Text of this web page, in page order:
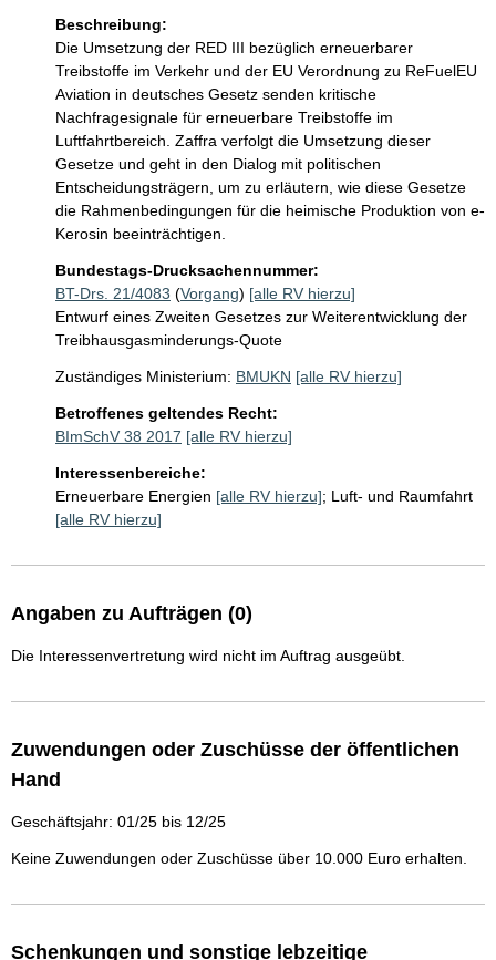
Beschreibung:
Die Umsetzung der RED III bezüglich erneuerbarer
Treibstoffe im Verkehr und der EU Verordnung zu ReFuelEU
Aviation in deutsches Gesetz senden kritische
Nachfragesignale für erneuerbare Treibstoffe im
Luftfahrtbereich. Zaffra verfolgt die Umsetzung dieser
Gesetze und geht in den Dialog mit politischen
Entscheidungsträgern, um zu erläutern, wie diese Gesetze
die Rahmenbedingungen für die heimische Produktion von e-
Kerosin beeinträchtigen.
Bundestags-Drucksachennummer:
BT-Drs. 21/4083 (Vorgang) [alle RV hierzu]
Entwurf eines Zweiten Gesetzes zur Weiterentwicklung der
Treibhausgasminderungs-Quote
Zuständiges Ministerium: BMUKN [alle RV hierzu]
Betroffenes geltendes Recht:
BImSchV 38 2017 [alle RV hierzu]
Interessenbereiche:
Erneuerbare Energien [alle RV hierzu]; Luft- und Raumfahrt
[alle RV hierzu]
Angaben zu Aufträgen (0)
Die Interessenvertretung wird nicht im Auftrag ausgeübt.
Zuwendungen oder Zuschüsse der öffentlichen
Hand
Geschäftsjahr: 01/25 bis 12/25
Keine Zuwendungen oder Zuschüsse über 10.000 Euro erhalten.
Schenkungen und sonstige lebzeitige